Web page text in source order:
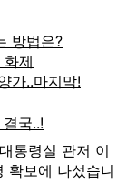
통령실 관저 이
확보에 나섰습니